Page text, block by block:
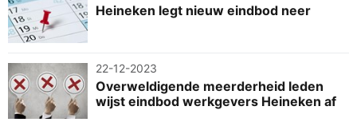
Heineken legt nieuw eindbod neer
22-12-2023
Overweldigende meerderheid leden
wijst eindbod werkgevers Heineken af